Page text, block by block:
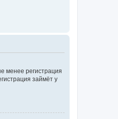
менее регистрация
займёт у